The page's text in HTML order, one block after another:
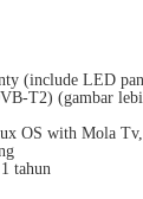
(include LED
T2) (gambar
OS with Mola
tahun